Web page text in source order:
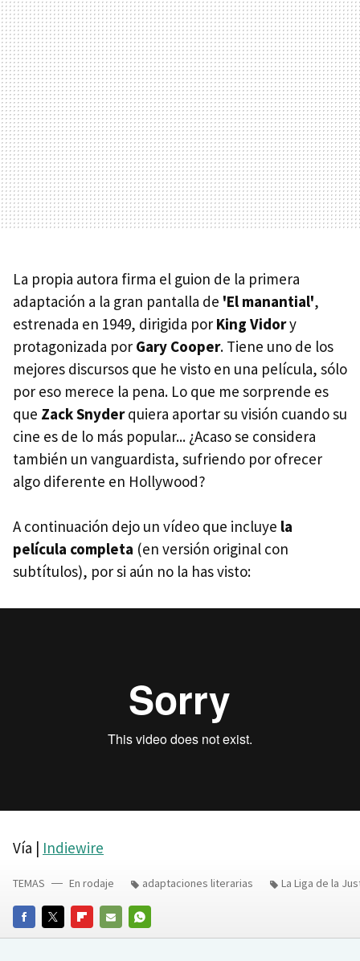
La propia autora firma el guion de la primera
adaptación a la gran pantalla de 'El manantial',
estrenada en 1949, dirigida por King Vidory
protagonizada por Gary Cooper. Tiene uno de los
mejores discursos que he visto en una película, sólo
por eso merece la pena. Lo que me sorprende es
que Zack Snyderquiera aportar su visión cuando su
cine es de lo más popular... ¿Acaso se considera
también un vanguardista, sufriendo por ofrecer
algo diferente en Hollywood?
A continuación dejo un vídeo que incluye la
película completa (en versión original con
subtítulos), por si aún no la has visto:
Vía | Indiewire
FACEBOOKTWITTERFLIPBOARD
E-
WHATSAPP
TEMAS En rodaje adaptaciones literarias La Liga de la